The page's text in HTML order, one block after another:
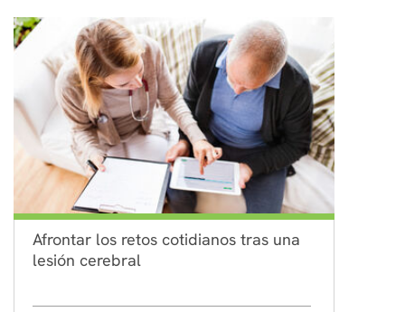
Afrontar los retos cotidianos tras una
lesión cerebral